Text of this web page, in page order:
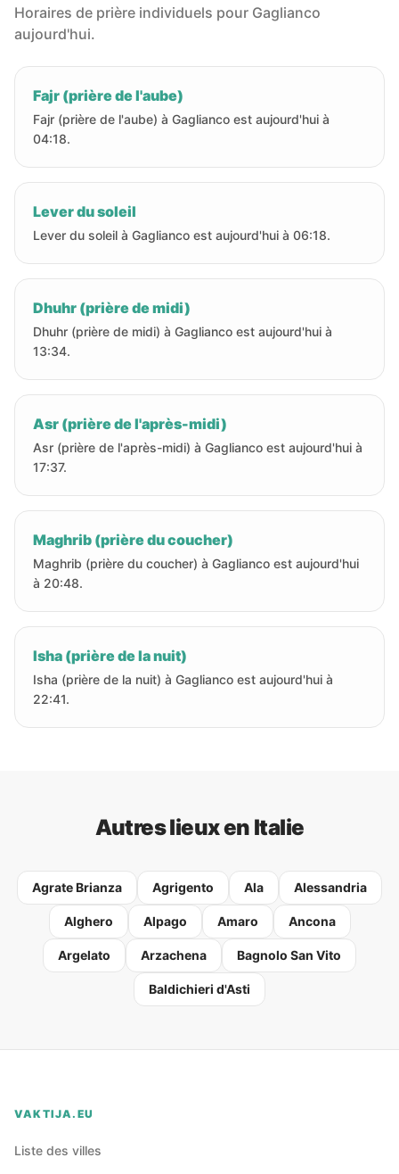
Horaires de prière individuels pour Gaglianco
aujourd'hui.
Fajr (prière de l'aube)
Fajr (prière de l'aube) à Gaglianco est aujourd'hui à
04:18.
Lever du soleil
Lever du soleil à Gaglianco est aujourd'hui à 06:18.
Dhuhr (prière de midi)
Dhuhr (prière de midi) à Gaglianco est aujourd'hui à
13:34.
Asr (prière de l'après-midi)
Asr (prière de l'après-midi) à Gaglianco est aujourd'hui à
17:37.
Maghrib (prière du coucher)
Maghrib (prière du coucher) à Gaglianco est aujourd'hui
à 20:48.
Isha (prière de la nuit)
Isha (prière de la nuit) à Gaglianco est aujourd'hui à
22:41.
Autres lieux en Italie
Agrate Brianza Agrigento Ala Alessandria
Alghero Alpago Amaro Ancona
Argelato Arzachena Bagnolo San Vito
Baldichieri d'Asti
VAKTIJA.EU
Liste des villes